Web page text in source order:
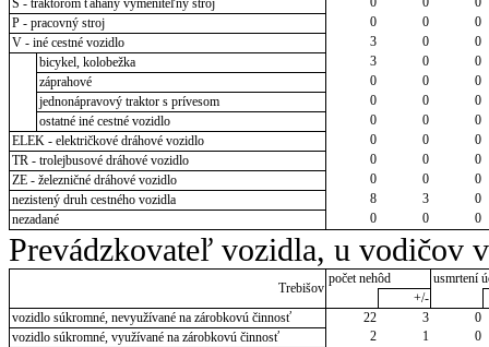
S - traktorom ťahaný vymeniteľný stroj
P - pracovný stroj
0 0
0
V - iné cestné vozidlo
3 0
0
bicykel, kolobežka
3 0
0
záprahové
0 0
0
jednonápravový traktor s prívesom
0 0
0
ostatné iné cestné vozidlo
0 0
0
ELEK - električkové dráhové vozidlo
0 0
0
TR - trolejbusové dráhové vozidlo
0 0
0
ZE - železničné dráhové vozidlo
0 0
0
nezistený druh cestného vozidla
8 3
0
nezadané
0 0 0
Prevádzkovateľ vozidla, u vodičov
Trebišov
počet nehôd
usmrtení
+/-
vozidlo súkromné, nevyužívané na zárobkovú činnosť
22 3
0
vozidlo súkromné, využívané na zárobkovú činnosť
2 1
0